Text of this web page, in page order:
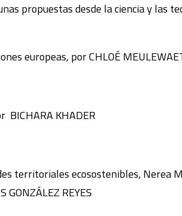
propuestas desde la ciencia y las
europeas, por CHLOÉ
KHADER
territoriales ecosostenibles, Nerea
REYES